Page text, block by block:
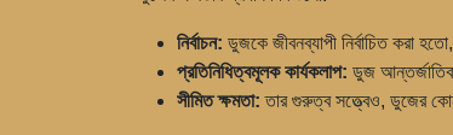
নির্বাচন: ডুজকে জীবনব্যাপী নির্বাচিত করা
প্রতিনিধিত্বমূলক কার্যকলাপ: ডুজ
সীমিত ক্ষমতা: তার গুরুত্ব সত্ত্বেও, ডুজের